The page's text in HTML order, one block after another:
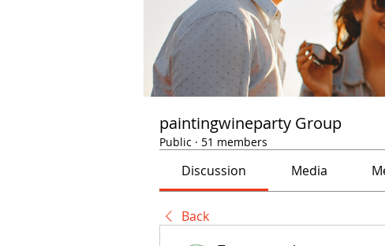
paintingwineparty Group
Public · 51 members
Discussion Media
Back